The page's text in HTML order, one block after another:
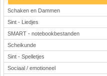
Schaken en Dammen
Sint - Liedjes
SMART - notebookbestanden
Scheikunde
Sint - Spelletjes
Sociaal / emotioneel